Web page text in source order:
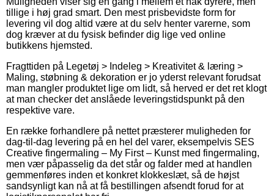
tillige i høj grad smart. Den mest prisbevidste form for
levering vil dog altid være at du selv henter varerne, som
dog kræver at du fysisk befinder dig lige ved online
butikkens hjemsted.
Fragttiden på Legetøj > Indeleg > Kreativitet & læring >
Maling, støbning & dekoration er jo yderst relevant forudsat
man mangler produktet lige om lidt, så herved er det ret klogt
at man checker det anslåede leveringstidspunkt på den
respektive vare.
En række forhandlere på nettet præsterer muligheden for
dag-til-dag levering på en hel del varer, eksempelvis SES
Creative fingermaling – My First – Kunst med fingermaling,
men vær påpasselig da det står og falder med at handlen
gemmenføres inden et konkret klokkeslæt, så de højst
sandsynligt kan nå at få bestillingen afsendt forud for at